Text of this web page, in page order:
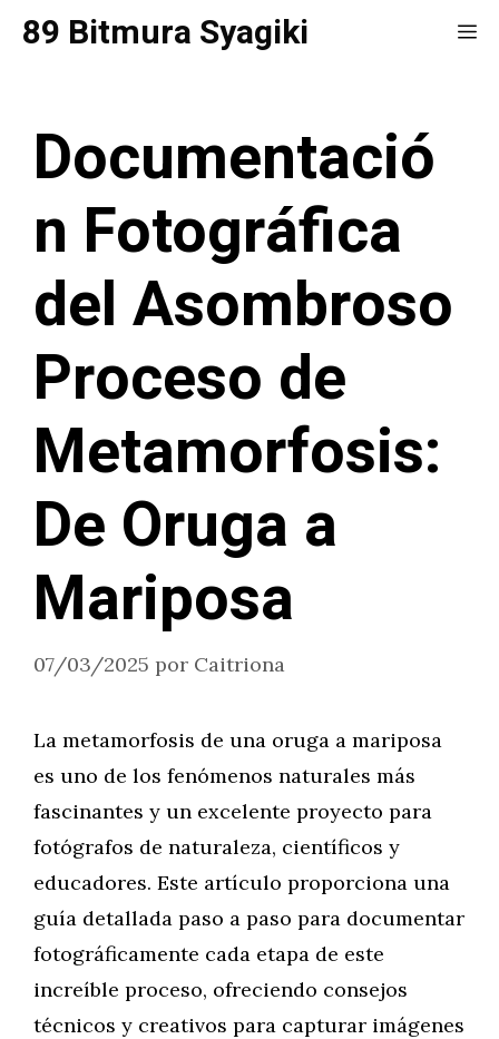
Saltar
89 Bitmura Syagiki
Documentació
n Fotográfica
del Asombroso
Proceso de
Metamorfosis:
De Oruga a
Mariposa
07/03/2025 por Caitriona
La metamorfosis de una oruga a mariposa
es uno de los fenómenos naturales más
fascinantes y un excelente proyecto para
fotógrafos de naturaleza, científicos y
educadores. Este artículo proporciona una
guía detallada paso a paso para documentar
fotográficamente cada etapa de este
increíble proceso, ofreciendo consejos
técnicos y creativos para capturar imágenes